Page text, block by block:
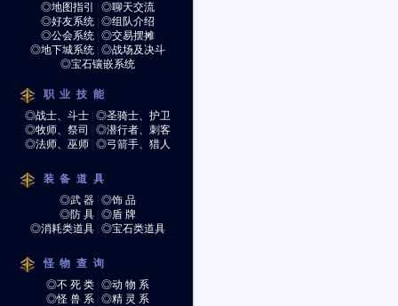
◎地图指引
|◎聊天交流
◎好友系统 |◎组队介绍
◎公会系统 |◎交易摆摊
◎地下城系统 |◎战场及决斗
◎宝石镶嵌系统
职业技能
◎战士、斗士 |◎圣骑士、护卫
◎牧师、祭司
|◎潜行者、刺客
◎法师、巫师 |◎弓箭手、猎人
装备道具
◎武 器 |◎饰 品
◎防 具 |◎盾 牌
◎消耗类道具 |◎宝石类道具
怪物查询
◎不 死 类 |◎动 物 系
◎怪 兽 系 |◎精 灵 系